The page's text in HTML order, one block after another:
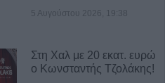
5 Αυγούστου 2026, 19:38
Στη Χαλ με 20 εκατ. ευρώ
ο Κωνσταντής Τζολάκης!